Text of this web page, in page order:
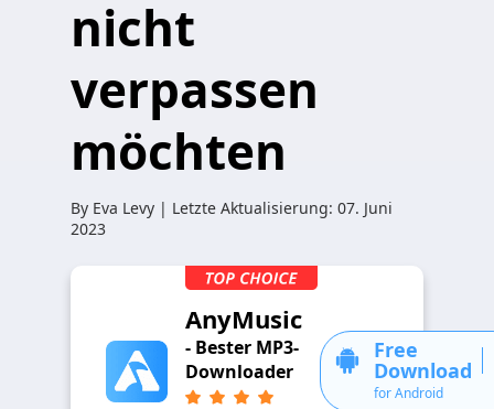
nicht
verpassen
möchten
By Eva Levy | Letzte Aktualisierung: 07. Juni
2023
AnyMusic
- Bester MP3-
Downloader
Free
Download
for Android